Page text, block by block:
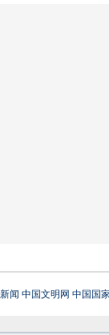
闻 中国文明网 中国国